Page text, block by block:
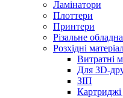
Ламінатори
Плоттери
Принтери
Різальне
Розхідні
Витратні
Для 3D-
ЗІП
Картриджі